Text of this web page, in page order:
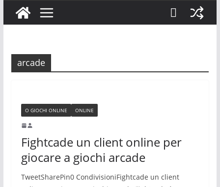
arcade
O GIOCHI ONLINE ONLINE
Fightcade un client online per
giocare a giochi arcade
TweetSharePin0 CondivisioniFightcade un client